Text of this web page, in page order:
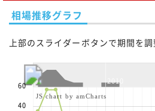
相場推移グラフ
上部のスライダーボタンで期間を調
2010
40
60
JS chart by amCharts